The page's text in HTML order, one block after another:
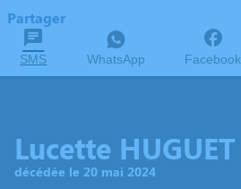
Partager
SMS WhatsApp Facebook
Lucette HUGUET
décédée le 20 mai 2024